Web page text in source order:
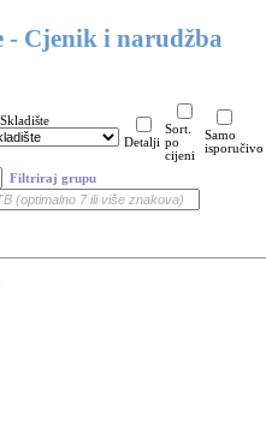
- Cjenik i narudžba
Skladište
Detalji
Sort.
po
cijeni
Samo
isporučivo
Filtriraj grupu